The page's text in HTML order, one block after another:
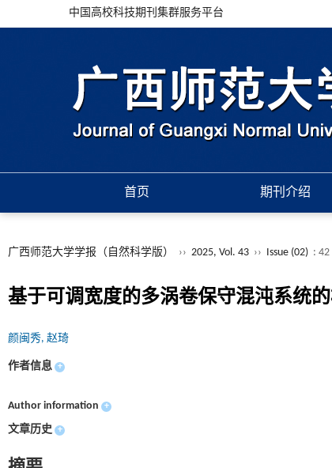
中国高校科技期刊集群服务平台
首页 期刊介绍
广西师范大学学报（自然科学版） ›› 2025, Vol. 43 ›› Issue (02) : 42
基于可调宽度的多涡卷保守混沌系统
颜闽秀, 赵琦
作者信息 +
Author information +
文章历史 +